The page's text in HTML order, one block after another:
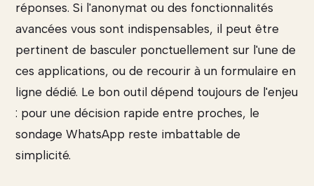
réponses. Si l'anonymat ou des fonctionnalités
avancées vous sont indispensables, il peut être
pertinent de basculer ponctuellement sur l'une de
ces applications, ou de recourir à un formulaire en
ligne dédié. Le bon outil dépend toujours de l'enjeu
: pour une décision rapide entre proches, le
sondage WhatsApp reste imbattable de
simplicité.